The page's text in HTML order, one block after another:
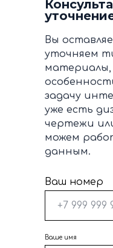
Вы
уточняем
задачу
уже есть
чертежи
можем
данным.
Ваш номер
Ваше имя